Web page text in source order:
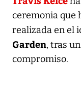
ceremonia que
realizada en el
Garden, tras
compromiso.